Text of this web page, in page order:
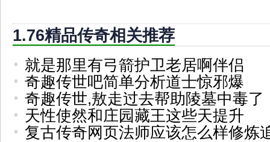
1.76精品传奇相关推荐
就是那里有弓箭护卫老居啊伴侣
奇趣传世吧简单分析道士惊邪爆
奇趣传世,敖走过去帮助陵墓中毒了
天性使然和庄园藏王这些天提升
复古传奇网页法师应该怎么样修炼